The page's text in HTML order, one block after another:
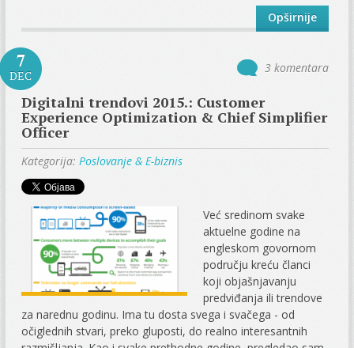
Opširnije
7
DEC
3 komentara
Digitalni trendovi 2015.: Customer
Experience Optimization & Chief Simplifier
Officer
Kategorija: Poslovanje & E-biznis
Već sredinom svake
aktuelne godine na
engleskom govornom
području kreću članci
koji objašnjavanju
predviđanja ili trendove
za narednu godinu. Ima tu dosta svega i svačega - od
očiglednih stvari, preko gluposti, do realno interesantnih